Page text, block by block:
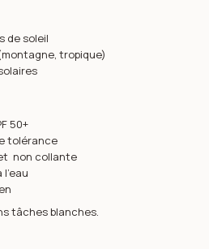
de soleil
tropique)
50+
tolérance
non collante
l'eau
tâches blanches.